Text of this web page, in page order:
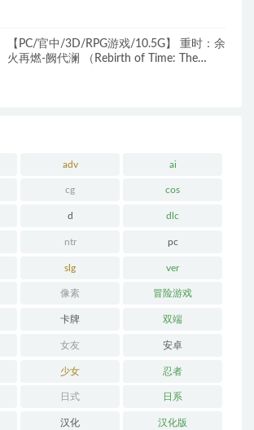
【PC/官中/3D/RPG游戏/10.5G】 重时：余
火再燃-阙代澜 （Rebirth of Time: The
adv ai
cg cos
d dlc
ntr pc
slg ver
像素 冒险游戏
卡牌 双端
女友 安卓
少女 忍者
日式 日系
汉化 汉化版